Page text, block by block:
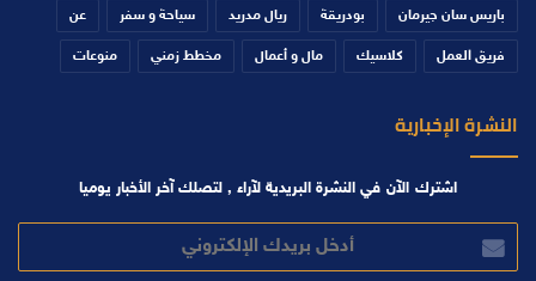
باريس سان جيرمان بودريقة ريال مدريد سياحة و سفر عن
فريق العمل كلاسيك مال و أعمال مخطط زمني منوعات
النشرة الإخبارية
اشترك الآن في النشرة البريدية لآراء , لتصلك آخر الأخبار يوميا
بريدك
الإلكتروني